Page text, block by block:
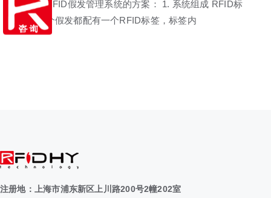
详细的RFID假发管理系统的方案： 1. 系统组成 RFID标
签：每个假发都配有一个RFID标签，标签内
注册地：上海市浦东新区上川路200号2幢202室